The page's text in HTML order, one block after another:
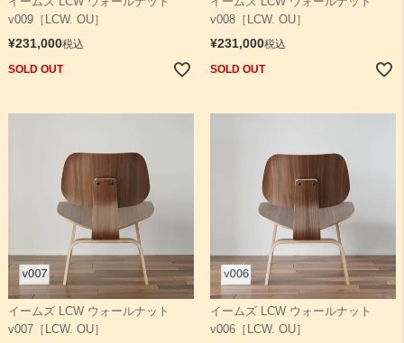
v009［LCW. OU］
¥231,000税込
SOLD OUT
v008［LCW. OU］
¥231,000税込
SOLD OUT
イームズ LCW ウォールナット
v007［LCW. OU］
イームズ LCW ウォールナット
v006［LCW. OU］